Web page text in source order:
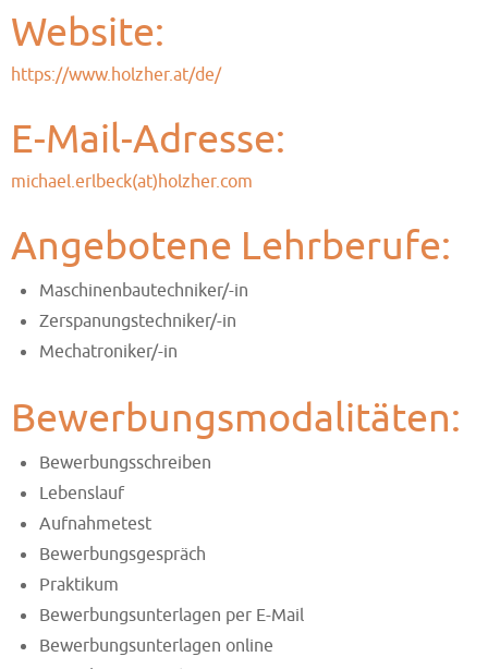
Website:
https://www.holzher.at/de/
E-Mail-Adresse:
michael.erlbeck(at)holzher.com
Angebotene Lehrberufe:
Maschinenbautechniker/-in
Zerspanungstechniker/-in
Mechatroniker/-in
Bewerbungsmodalitäten:
Bewerbungsschreiben
Lebenslauf
Aufnahmetest
Bewerbungsgespräch
Praktikum
Bewerbungsunterlagen per E-Mail
Bewerbungsunterlagen online